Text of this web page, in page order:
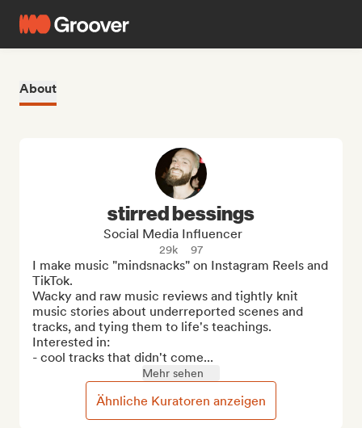
About
stirred bessings
Social Media Influencer
29k 97
I make music "mindsnacks" on Instagram Reels and
TikTok.
Wacky and raw music reviews and tightly knit
music stories about underreported scenes and
tracks, and tying them to life's teachings.
Interested in:
- cool tracks that didn't come...
Mehr sehen
Ähnliche Kuratoren anzeigen